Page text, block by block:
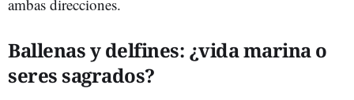
ambas direcciones.
Ballenas y delfines: ¿vida marina o
seres sagrados?